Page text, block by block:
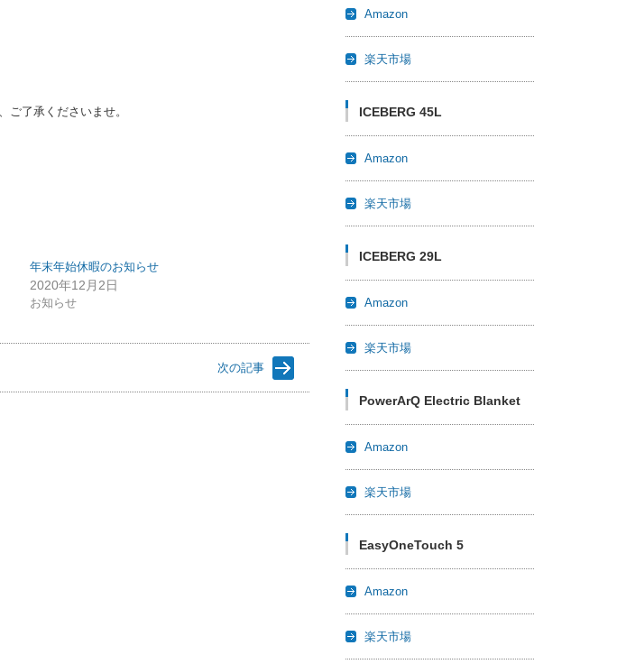
ご了承くださいませ。
年末年始休暇のお知らせ
2020年12月2日
お知らせ
次の記事
Amazon
楽天市場
ICEBERG 45L
Amazon
楽天市場
ICEBERG 29L
Amazon
楽天市場
PowerArQ Electric Blanket
Amazon
楽天市場
EasyOneTouch 5
Amazon
楽天市場